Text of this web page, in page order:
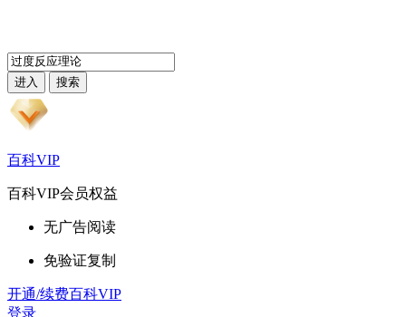
百科VIP
百科VIP会员权益
无广告阅读
免验证复制
开通/续费百科VIP
登录